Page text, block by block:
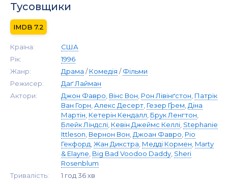
Тусовщики
7.2
Країна:
США
Рік:
1996
Жанр:
Драма /Комедія /Фільми
Режисер:
Даґ Лайман
Актори:
Джон Фавро Вінс Вон Рон Лівінґстон Патрік
Ван Горн Алекс Десерт Гезер Ґрем Діна
Мартін Кетерін Кендалл Брук Ленгтон
Блейк Ліндслі Кевін Джеймс Келлі Stephanie
Ittleson Вернон Вон Джоан Фавро Ріо
Гекфорд Жан Дикстра Медді Кормен Marty
& Elayne Big Bad Voodoo Daddy Sheri
Rosenblum
Тривалість:
1 год 36 хв